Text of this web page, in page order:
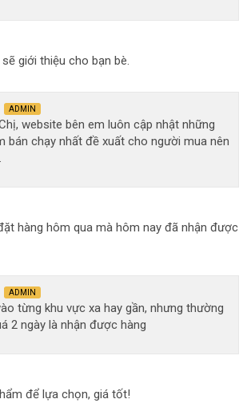
giới thiệu cho bạn bè.
ADMIN
website bên em luôn cập nhật những
bán chạy nhất đề xuất cho người mua nên
hàng hôm qua mà hôm nay đã nhận được
ADMIN
từng khu vực xa hay gần, nhưng thường
2 ngày là nhận được hàng
để lựa chọn, giá tốt!